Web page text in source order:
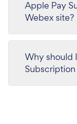
Apple Pay
Webex site?
Why should